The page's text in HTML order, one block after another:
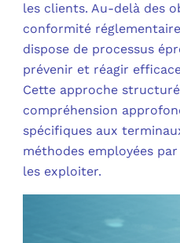
les clients. Au-delà des
conformité
dispose de processus
prévenir et réagir
Cette approche
compréhension
spécifiques aux
méthodes employées
les exploiter.